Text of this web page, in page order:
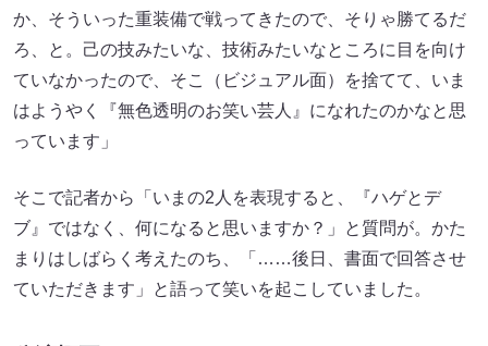
か、そういった重装備で戦ってきたので、そりゃ勝てるだ
ろ、と。己の技みたいな、技術みたいなところに目を向け
ていなかったので、そこ（ビジュアル面）を捨てて、いま
はようやく『無色透明のお笑い芸人』になれたのかなと思
っています」
そこで記者から「いまの2人を表現すると、『ハゲとデ
ブ』ではなく、何になると思いますか？」と質問が。かた
まりはしばらく考えたのち、「……後日、書面で回答させ
ていただきます」と語って笑いを起こしていました。